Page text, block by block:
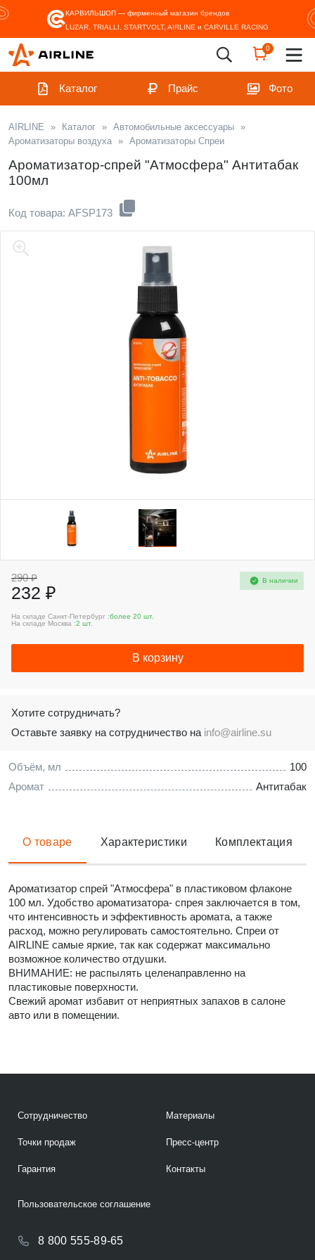
КАРВИЛЬШОП — фирменный магазин брендов
LUZAR, TRIALLI, STARTVOLT, AIRLINE и CARVILLE RACING
0
Каталог Прайс Фото
AIRLINE » Каталог » Автомобильные аксессуары »
Ароматизаторы воздуха » Ароматизаторы Спреи
Ароматизатор-спрей "Атмосфера" Антитабак
100мл
Код товара: AFSP173
Объём, мл
100
Аромат
Антитабак
290 ₽
232 ₽
В наличии
На складе Санкт-Петербург :более 20 шт.
На складе Москва :2 шт.
В корзину
Хотите сотрудничать?
Оставьте заявку на сотрудничество на info@airline.su
О товаре Характеристики Комплектация
Ароматизатор спрей "Атмосфера" в пластиковом флаконе
100 мл. Удобство ароматизатора- спрея заключается в том,
что интенсивность и эффективность аромата, а также
расход, можно регулировать самостоятельно. Спреи от
AIRLINE самые яркие, так как содержат максимально
возможное количество отдушки.
ВНИМАНИЕ: не распылять целенаправленно на
пластиковые поверхности.
Свежий аромат избавит от неприятных запахов в салоне
авто или в помещении.
Сотрудничество
Точки продаж
Гарантия
Материалы
Пресс-центр
Контакты
8 800 555-89-65
Пользовательское соглашение